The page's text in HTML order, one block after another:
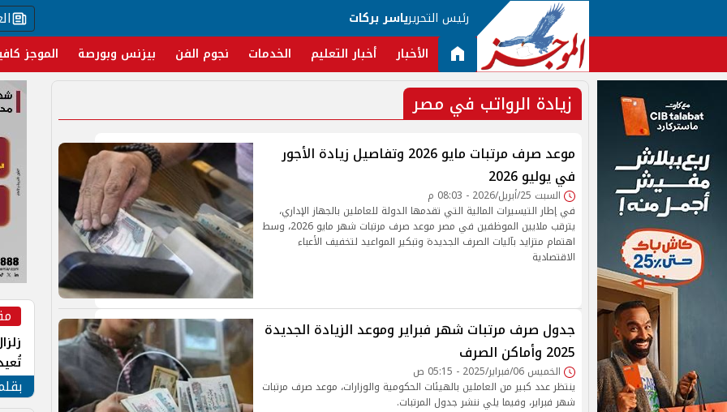
رئيس التحريرياسر بركات
الأخبار أخبار التعليم الخدمات نجوم الفن بيزنس وبورصة الموجز
زيادة الرواتب في مصر
موعد صرف مرتبات مايو 2026 وتفاصيل زيادة الأجور
في يوليو 2026
السبت 25/أبريل/2026 - 08:03 م
في إطار التيسيرات المالية التي تقدمها الدولة للعاملين بالجهاز الإداري،
يترقب ملايين الموظفين في مصر موعد صرف مرتبات شهر مايو 2026، وسط
اهتمام متزايد بآليات الصرف الجديدة وتبكير المواعيد لتخفيف الأعباء
الاقتصادية
جدول صرف مرتبات شهر فبراير وموعد الزيادة الجديدة
2025 وأماكن الصرف
الخميس 06/فبراير/2025 - 05:15 ص
ينتظر عدد كبير من العاملين بالهيئات الحكومية والوزارات، موعد صرف مرتبات
شهر فبراير، وفيما يلي ننشر جدول المرتبات.